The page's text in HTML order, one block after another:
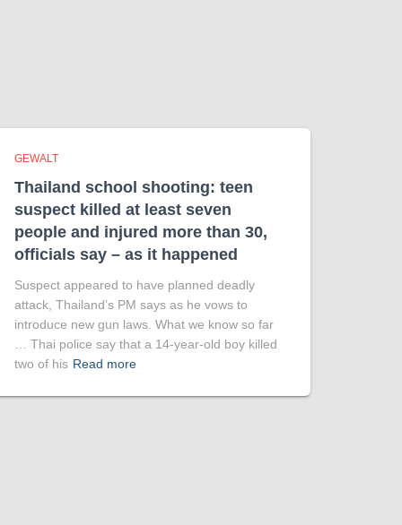
GEWALT
Thailand school shooting: teen
suspect killed at least seven
people and injured more than 30,
officials say – as it happened
Suspect appeared to have planned deadly
attack, Thailand’s PM says as he vows to
introduce new gun laws. What we know so far
… Thai police say that a 14-year-old boy killed
two of his Read more